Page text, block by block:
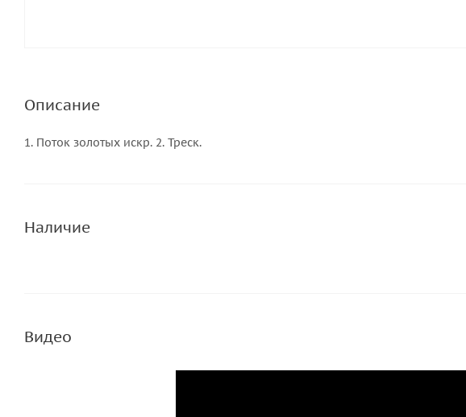
Описание
1. Поток золотых искр. 2. Треск.
Наличие
Видео